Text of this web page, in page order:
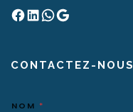
Facebook LinkedIn WhatsApp Google
CONTACTEZ-NOUS
NOM *